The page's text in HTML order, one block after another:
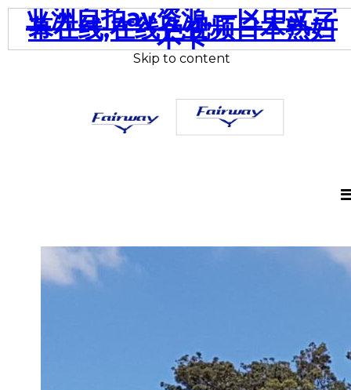
亚洲自拍av资源,一区中文字
幕在线,在线色视频日本熟妇
不卡
Skip to content
Motor